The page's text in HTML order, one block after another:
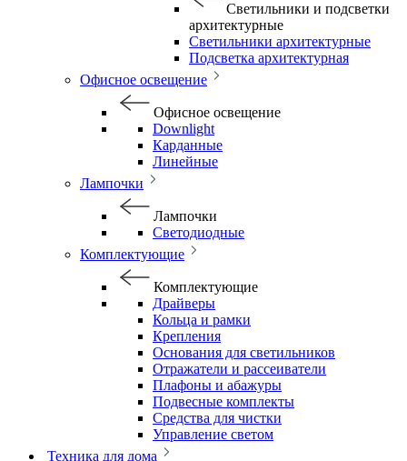
Светильники и подсветки
архитектурные
Светильники архитектурные
Подсветка архитектурная
Офисное освещение
Офисное освещение
Downlight
Карданные
Линейные
Лампочки
Лампочки
Светодиодные
Комплектующие
Комплектующие
Драйверы
Кольца и рамки
Крепления
Основания для светильников
Отражатели и рассеиватели
Плафоны и абажуры
Подвесные комплекты
Средства для чистки
Управление светом
Техника для дома